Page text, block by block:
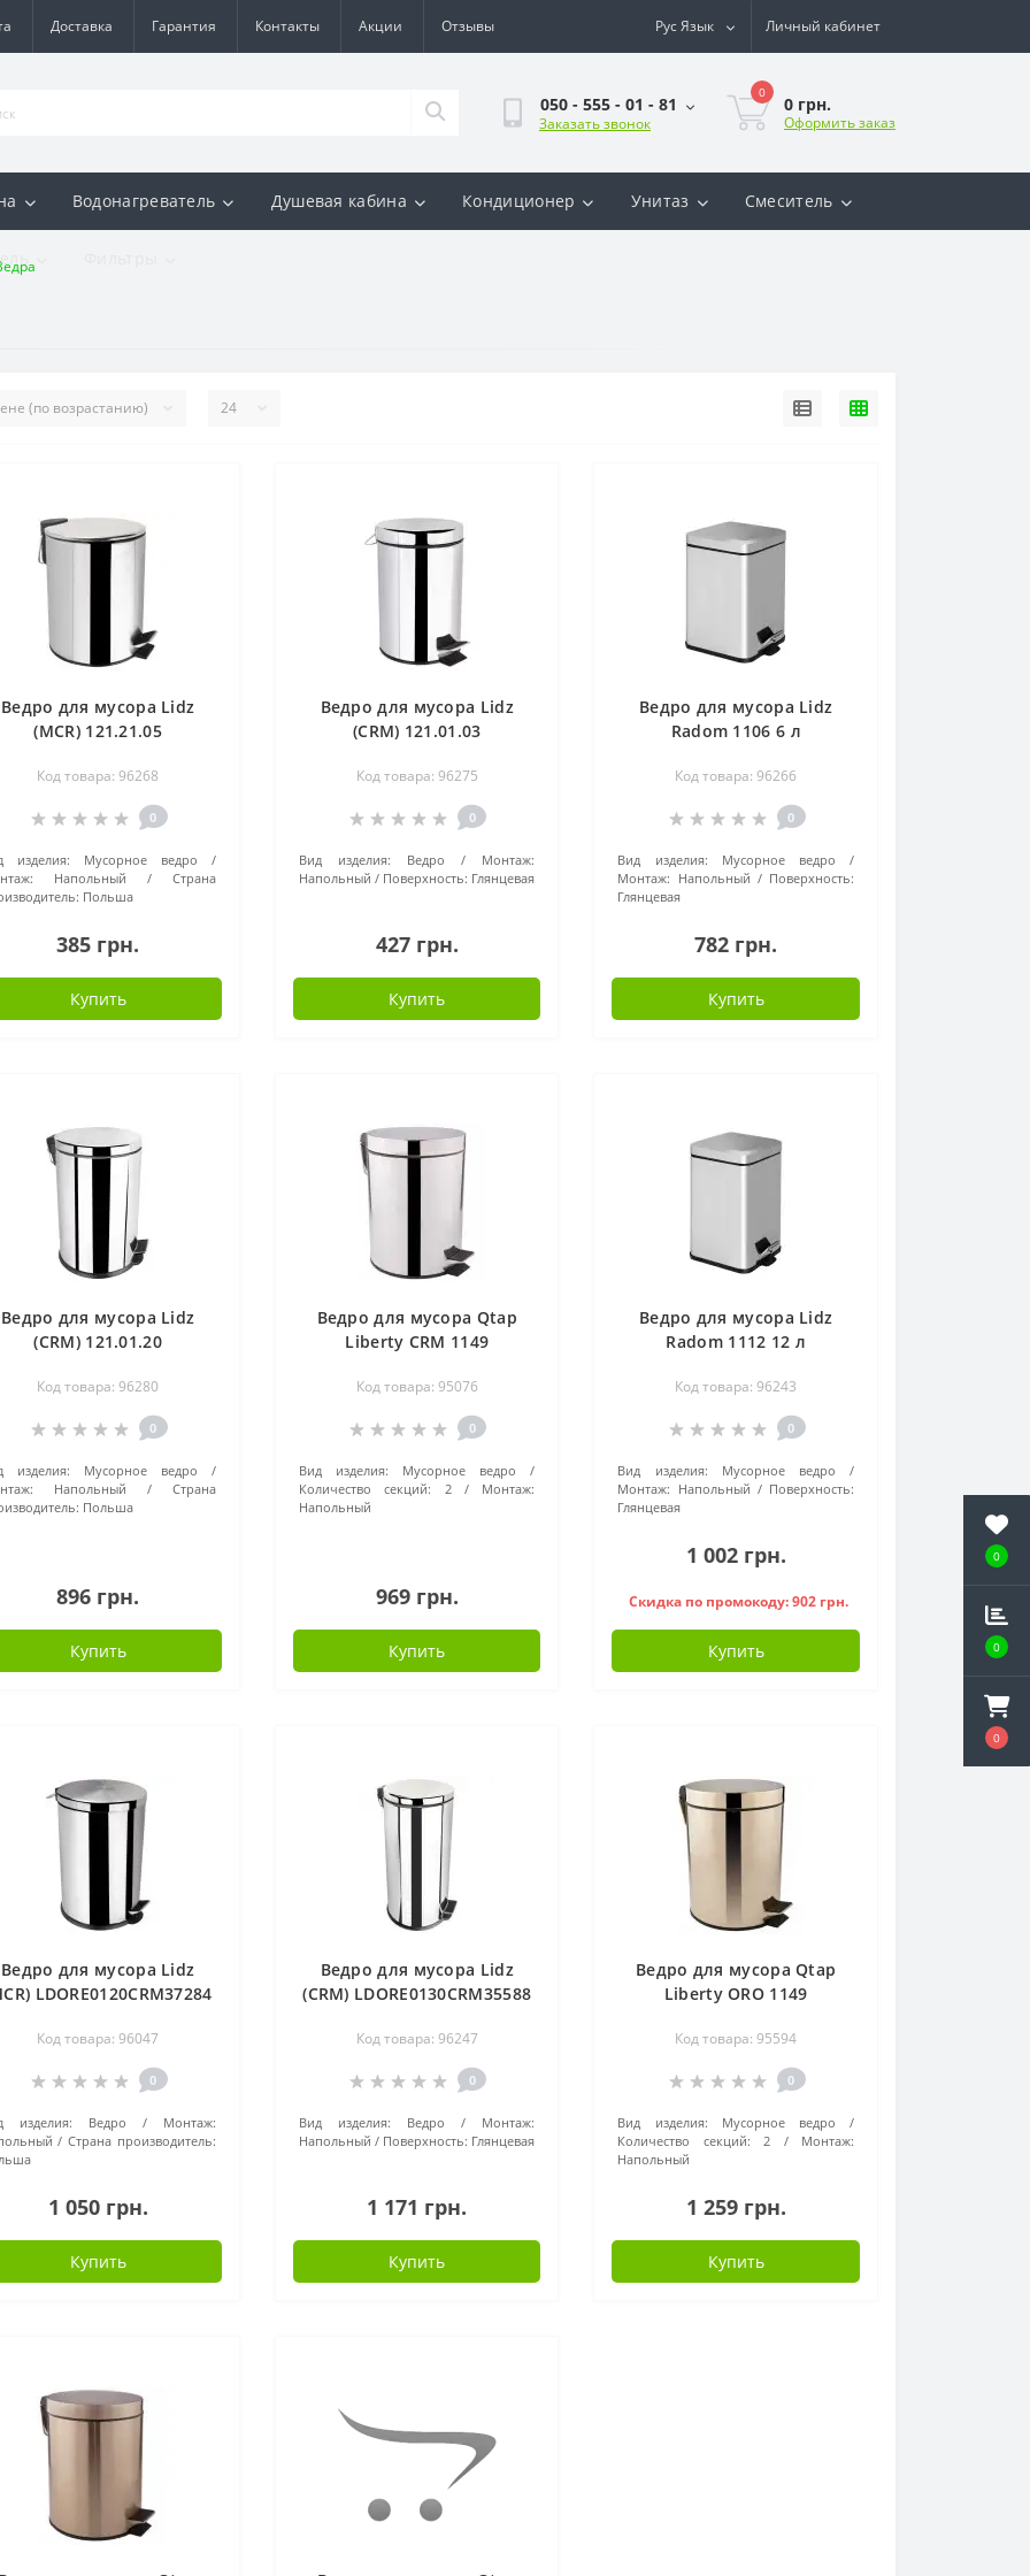
0
0
0
Доставка Гарантия Контакты Акции Отзывы РусЯзык Личный кабинет
050 - 555 - 01 - 81
Заказать звонок
0
0 грн.
Оформить заказ
Водонагреватель Душевая кабина Кондиционер Унитаз Смеситель
Ведро для мусора Lidz
(MCR) 121.21.05
Код товара: 96268
0
изделия:
Мусорное ведро
Напольный
Страна
Польша
385 грн.
Купить
Ведро для мусора Lidz
(CRM) 121.01.03
Код товара: 96275
0
Вид изделия: Ведро
Монтаж:
Напольный
Поверхность: Глянцевая
427 грн.
Купить
Ведро для мусора Lidz
Radom 1106 6 л
Chrome
Код товара: 96266
0
Вид изделия:
Мусорное ведро
Монтаж: Напольный
Поверхность:
Глянцевая
782 грн.
Купить
Ведро для мусора Lidz
(CRM) 121.01.20
Код товара: 96280
0
изделия:
Мусорное ведро
Напольный
Страна
Польша
896 грн.
Купить
Ведро для мусора Qtap
Liberty CRM 1149
Код товара: 95076
0
Вид изделия:
Мусорное ведро
Количество секций:
2
Монтаж:
Напольный
969 грн.
Купить
Ведро для мусора Lidz
Radom 1112 12 л
Chrome
Код товара: 96243
0
Вид изделия:
Мусорное ведро
Монтаж: Напольный
Поверхность:
Глянцевая
1 002 грн.
Скидка по промокоду: 902 грн.
Купить
Ведро для мусора Lidz
LDORE0120CRM37284
Код товара: 96047
0
изделия: Ведро
Монтаж:
Страна производитель:
1 050 грн.
Купить
Ведро для мусора Lidz
(CRM) LDORE0130CRM35588
Код товара: 96247
0
Вид изделия: Ведро
Монтаж:
Напольный
Поверхность: Глянцевая
1 171 грн.
Купить
Ведро для мусора Qtap
Liberty ORO 1149
Код товара: 95594
0
Вид изделия:
Мусорное ведро
Количество секций:
2
Монтаж:
Напольный
1 259 грн.
Купить